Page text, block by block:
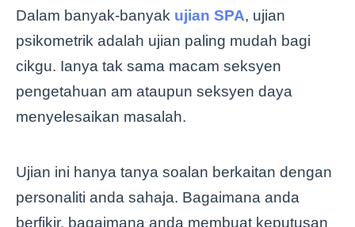
Dalam banyak-banyak ujian SPA, ujian
psikometrik adalah ujian paling mudah bagi
cikgu. Ianya tak sama macam seksyen
pengetahuan am ataupun seksyen daya
menyelesaikan masalah.
Ujian ini hanya tanya soalan berkaitan dengan
personaliti anda sahaja. Bagaimana anda
berfikir, bagaimana anda membuat keputusan